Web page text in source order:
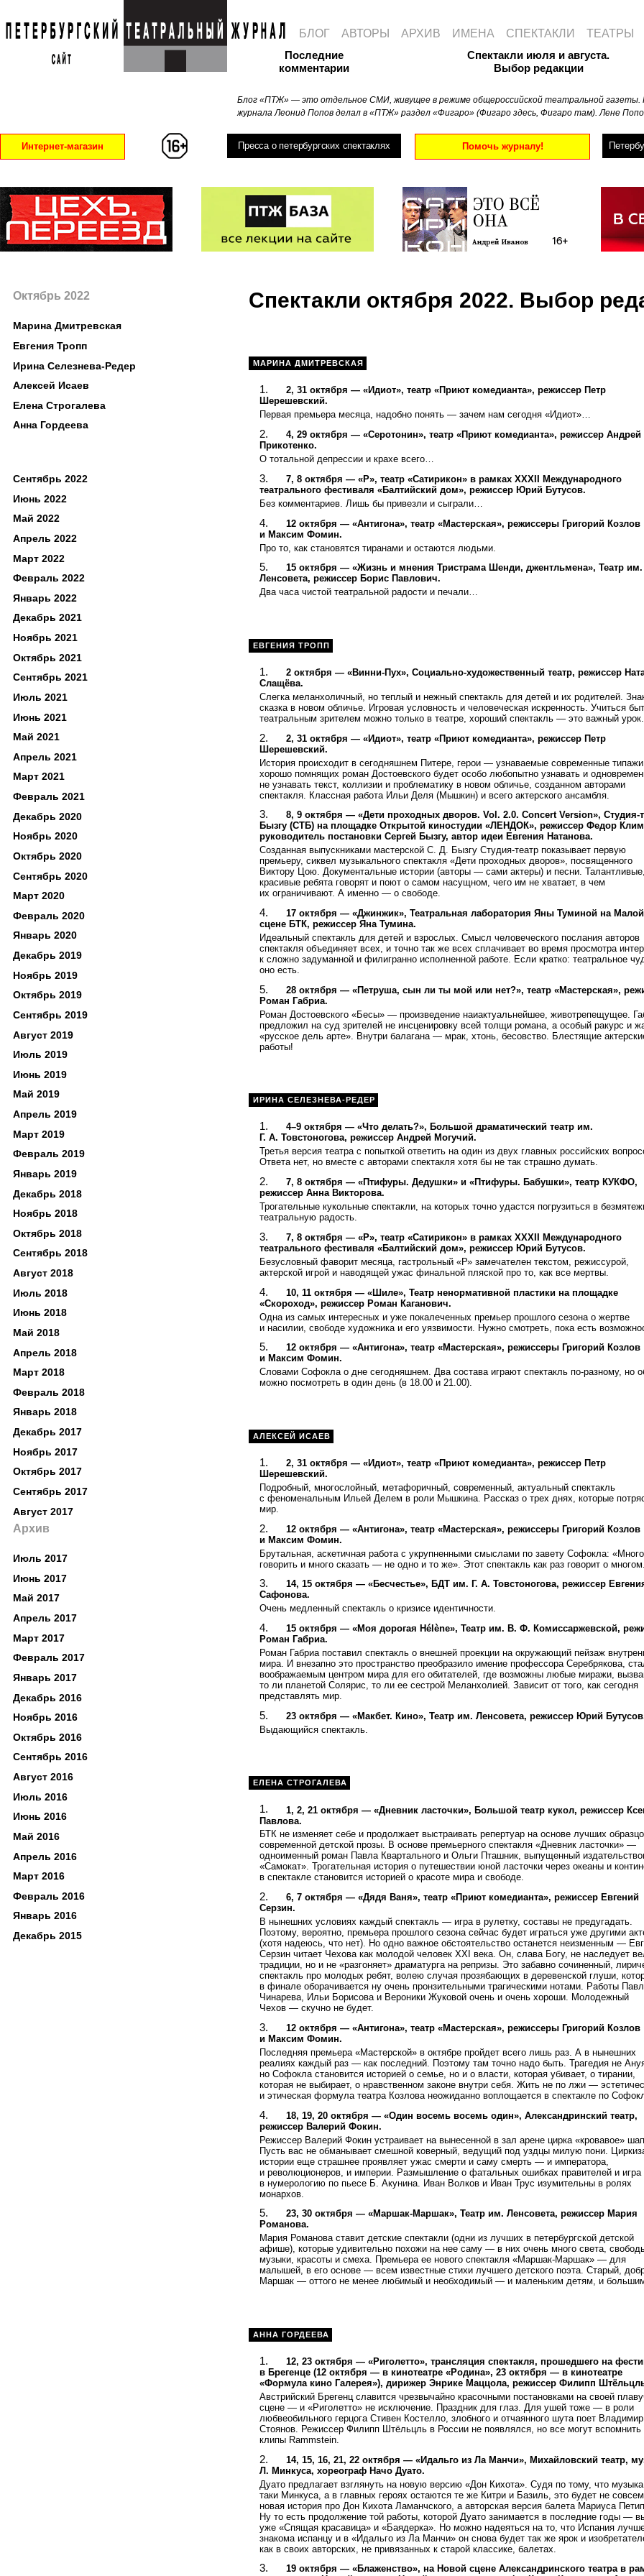
Последние
комментарии
Блог «ПТЖ» — это отдельное СМИ, живущее в режиме общероссийской театральной газеты.
журнала Леонид Попов делал в «ПТЖ» раздел «Фигаро» (Фигаро здесь, Фигаро там). Лене
Спектакли июля и августа.
Выбор редакции
Интернет-магазин Пресса о петербургских спектаклях Помочь журналу!
БЛОГ АВТОРЫ АРХИВ ИМЕНА СПЕКТАКЛИ ТЕАТРЫ
Спектакли октября 2022. Выбор
МАРИНА ДМИТРЕВСКАЯ
2, 31 октября — «Идиот», театр «Приют комедианта», режиссер Петр
Шерешевский.
Первая премьера месяца, надобно понять — зачем нам сегодня «Идиот»…
4, 29 октября — «Серотонин», театр «Приют комедианта», режиссер Андрей
Прикотенко.
О тотальной депрессии и крахе всего…
7, 8 октября — «Р», театр «Сатирикон» в рамках XXXII Международного
театрального фестиваля «Балтийский дом», режиссер Юрий Бутусов.
Без комментариев. Лишь бы привезли и сыграли…
12 октября — «Антигона», театр «Мастерская», режиссеры Григорий Козлов
и Максим Фомин.
Про то, как становятся тиранами и остаются людьми.
15 октября — «Жизнь и мнения Тристрама Шенди, джентльмена», Театр им.
Ленсовета, режиссер Борис Павлович.
Два часа чистой театральной радости и печали…
ЕВГЕНИЯ ТРОПП
2 октября — «Винни-Пух», Социально-художественный театр, режиссер
Слащёва.
Слегка меланхоличный, но теплый и нежный спектакль для детей и их родителей.
сказка в новом обличье. Игровая условность и человеческая искренность. Учиться
театральным зрителем можно только в театре, хороший спектакль — это важный урок.
2, 31 октября — «Идиот», театр «Приют комедианта», режиссер Петр
Шерешевский.
История происходит в сегодняшнем Питере, герои — узнаваемые современные
хорошо помнящих роман Достоевского будет особо любопытно узнавать и
не узнавать текст, коллизии и проблематику в новом обличье, созданном авторами
спектакля. Классная работа Ильи Деля (Мышкин) и всего актерского ансамбля.
8, 9 октября — «Дети проходных дворов. Vol. 2.0. Concert Version», Студия-
Бызгу (СТБ) на площадке Открытой киностудии «ЛЕНДОК», режиссер Федор
руководитель постановки Сергей Бызгу, автор идеи Евгения Натанова.
Созданная выпускниками мастерской С. Д. Бызгу Студия-театр показывает первую
премьеру, сиквел музыкального спектакля «Дети проходных дворов», посвященного
Виктору Цою. Документальные истории (авторы — сами актеры) и песни. Талантливые,
красивые ребята говорят и поют о самом насущном, чего им не хватает, в чем
их ограничивают. А именно — о свободе.
17 октября — «Джинжик», Театральная лаборатория Яны Туминой на Малой
сцене БТК, режиссер Яна Тумина.
Идеальный спектакль для детей и взрослых. Смысл человеческого послания авторов
спектакля объединяет всех, и точно так же всех сплачивает во время просмотра
к сложно задуманной и филигранно исполненной работе. Если кратко: театральное
оно есть.
28 октября — «Петруша, сын ли ты мой или нет?», театр «Мастерская»,
Роман Габриа.
Роман Достоевского «Бесы» — произведение наиактуальнейшее, животрепещущее.
предложил на суд зрителей не инсценировку всей толщи романа, а особый ракурс и
«русское дель арте». Внутри балагана — мрак, хтонь, бесовство. Блестящие
работы!
ИРИНА СЕЛЕЗНЕВА-РЕДЕР
4–9 октября — «Что делать?», Большой драматический театр им.
Г. А. Товстоногова, режиссер Андрей Могучий.
Третья версия театра с попыткой ответить на один из двух главных российских
Ответа нет, но вместе с авторами спектакля хотя бы не так страшно думать.
7, 8 октября — «Птифуры. Дедушки» и «Птифуры. Бабушки», театр КУКФО,
режиссер Анна Викторова.
Трогательные кукольные спектакли, на которых точно удастся погрузиться в
театральную радость.
7, 8 октября — «Р», театр «Сатирикон» в рамках XXXII Международного
театрального фестиваля «Балтийский дом», режиссер Юрий Бутусов.
Безусловный фаворит месяца, гастрольный «Р» замечателен текстом, режиссурой,
актерской игрой и наводящей ужас финальной пляской про то, как все мертвы.
10, 11 октября — «Шиле», Театр ненормативной пластики на площадке
«Скороход», режиссер Роман Каганович.
Одна из самых интересных и уже покалеченных премьер прошлого сезона о жертве
и насилии, свободе художника и его уязвимости. Нужно смотреть, пока есть
12 октября — «Антигона», театр «Мастерская», режиссеры Григорий Козлов
и Максим Фомин.
Словами Софокла о дне сегодняшнем. Два состава играют спектакль по-разному, но
можно посмотреть в один день (в 18.00 и 21.00).
АЛЕКСЕЙ ИСАЕВ
2, 31 октября — «Идиот», театр «Приют комедианта», режиссер Петр
Шерешевский.
Подробный, многослойный, метафоричный, современный, актуальный спектакль
с феноменальным Ильей Делем в роли Мышкина. Рассказ о трех днях, которые
мир.
12 октября — «Антигона», театр «Мастерская», режиссеры Григорий Козлов
и Максим Фомин.
Брутальная, аскетичная работа с укрупненными смыслами по завету Софокла: «Много
говорить и много сказать — не одно и то же». Этот спектакль как раз говорит о многом.
14, 15 октября — «Бесчестье», БДТ им. Г. А. Товстоногова, режиссер
Сафонова.
Очень медленный спектакль о кризисе идентичности.
15 октября — «Моя дорогая Hélène», Театр им. В. Ф. Комиссаржевской,
Роман Габриа.
Роман Габриа поставил спектакль о внешней проекции на окружающий пейзаж
мира. И внезапно это пространство преобразило имение профессора Серебрякова,
воображаемым центром мира для его обитателей, где возможны любые миражи,
то ли планетой Солярис, то ли ее сестрой Меланхолией. Зависит от того, как сегодня
представлять мир.
23 октября — «Макбет. Кино», Театр им. Ленсовета, режиссер Юрий
Выдающийся спектакль.
ЕЛЕНА СТРОГАЛЕВА
1, 2, 21 октября — «Дневник ласточки», Большой театр кукол, режиссер
Павлова.
БТК не изменяет себе и продолжает выстраивать репертуар на основе лучших
современной детской прозы. В основе премьерного спектакля «Дневник ласточки» —
одноименный роман Павла Квартального и Ольги Пташник, выпущенный
«Самокат». Трогательная история о путешествии юной ласточки через океаны и
в спектакле становится историей о красоте мира и свободе.
6, 7 октября — «Дядя Ваня», театр «Приют комедианта», режиссер Евгений
Серзин.
В нынешних условиях каждый спектакль — игра в рулетку, составы не предугадать.
Поэтому, вероятно, премьера прошлого сезона сейчас будет играться уже другими
(хотя надеюсь, что нет). Но одно важное обстоятельство останется неизменным —
Серзин читает Чехова как молодой человек XXI века. Он, слава Богу, не наследует
традиции, но и не «разгоняет» драматурга на репризы. Это забавно сочиненный,
спектакль про молодых ребят, волею случая прозябающих в деревенской глуши,
в финале оборачивается ну очень пронзительными трагическими нотами. Работы
Чинарева, Ильи Борисова и Вероники Жуковой очень и очень хороши. Молодежный
Чехов — скучно не будет.
12 октября — «Антигона», театр «Мастерская», режиссеры Григорий Козлов
и Максим Фомин.
Последняя премьера «Мастерской» в октябре пройдет всего лишь раз. А в нынешних
реалиях каждый раз — как последний. Поэтому там точно надо быть. Трагедия не
но Софокла становится историей о семье, но и о власти, которая убивает, о тирании,
которая не выбирает, о нравственном законе внутри себя. Жить не по лжи —
и этическая формула театра Козлова неожиданно воплощается в спектакле по
18, 19, 20 октября — «Один восемь восемь один», Александринский театр,
режиссер Валерий Фокин.
Режиссер Валерий Фокин устраивает на вынесенной в зал арене цирка «кровавое»
Пусть вас не обманывает смешной коверный, ведущий под уздцы милую пони.
истории еще страшнее проявляет ужас смерти и саму смерть — и императора,
и революционеров, и империи. Размышление о фатальных ошибках правителей и игра
в нумерологию по пьесе Б. Акунина. Иван Волков и Иван Трус изумительны в ролях
монархов.
23, 30 октября — «Маршак-Маршак», Театр им. Ленсовета, режиссер Мария
Романова.
Мария Романова ставит детские спектакли (одни из лучших в петербургской детской
афише), которые удивительно похожи на нее саму — в них очень много света,
музыки, красоты и смеха. Премьера ее нового спектакля «Маршак-Маршак» — для
малышей, в его основе — всем известные стихи лучшего детского поэта. Старый,
Маршак — оттого не менее любимый и необходимый — и маленьким детям, и
АННА ГОРДЕЕВА
12, 23 октября — «Риголетто», трансляция спектакля, прошедшего на
в Брегенце (12 октября — в кинотеатре «Родина», 23 октября — в кинотеатре
«Формула кино Галерея»), дирижер Энрике Маццола, режиссер Филипп
Австрийский Брегенц славится чрезвычайно красочными постановками на своей
сцене — и «Риголетто» не исключение. Праздник для глаз. Для ушей тоже — в роли
любвеобильного герцога Стивен Костелло, злобного и отчаянного шута поет Владимир
Стоянов. Режиссер Филипп Штёльцль в России не появлялся, но все могут вспомнить
клипы Rammstein.
14, 15, 16, 21, 22 октября — «Идальго из Ла Манчи», Михайловский театр,
Л. Минкуса, хореограф Начо Дуато.
Дуато предлагает взглянуть на новую версию «Дон Кихота». Судя по тому, что
таки Минкуса, а в главных героях остаются те же Китри и Базиль, это будет не совсем
новая история про Дон Кихота Ламанчского, а авторская версия балета Мариуса
Ну то есть продолжение той работы, которой Дуато занимается в последние годы —
уже «Спящая красавица» и «Баядерка». Но можно надеяться на то, что Испания
знакома испанцу и в «Идальго из Ла Манчи» он снова будет так же ярок и
как в своих авторских, не привязанных к старой классике, балетах.
19 октября — «Блаженство», на Новой сцене Александринского театра в
Октябрь 2022
Марина Дмитревская
Евгения Тропп
Ирина Селезнева-Редер
Алексей Исаев
Елена Строгалева
Анна Гордеева
Сентябрь 2022
Июнь 2022
Май 2022
Апрель 2022
Март 2022
Февраль 2022
Январь 2022
Декабрь 2021
Ноябрь 2021
Октябрь 2021
Сентябрь 2021
Июль 2021
Июнь 2021
Май 2021
Апрель 2021
Март 2021
Февраль 2021
Декабрь 2020
Ноябрь 2020
Октябрь 2020
Сентябрь 2020
Март 2020
Февраль 2020
Январь 2020
Декабрь 2019
Ноябрь 2019
Октябрь 2019
Сентябрь 2019
Август 2019
Июль 2019
Июнь 2019
Май 2019
Апрель 2019
Март 2019
Февраль 2019
Январь 2019
Декабрь 2018
Ноябрь 2018
Октябрь 2018
Сентябрь 2018
Август 2018
Июль 2018
Июнь 2018
Май 2018
Апрель 2018
Март 2018
Февраль 2018
Январь 2018
Декабрь 2017
Ноябрь 2017
Октябрь 2017
Сентябрь 2017
Август 2017
Архив
Июль 2017
Июнь 2017
Май 2017
Апрель 2017
Март 2017
Февраль 2017
Январь 2017
Декабрь 2016
Ноябрь 2016
Октябрь 2016
Сентябрь 2016
Август 2016
Июль 2016
Июнь 2016
Май 2016
Апрель 2016
Март 2016
Февраль 2016
Январь 2016
Декабрь 2015